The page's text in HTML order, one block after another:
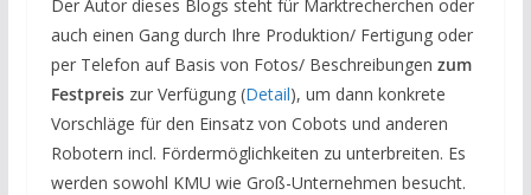
Der Autor dieses Blogs steht für Marktrecherchen oder
auch einen Gang durch Ihre Produktion/ Fertigung oder
per Telefon auf Basis von Fotos/ Beschreibungen zum
Festpreiszur Verfügung (Detail), um dann konkrete
Vorschläge für den Einsatz von Cobots und anderen
Robotern incl. Fördermöglichkeiten zu unterbreiten. Es
werden sowohl KMU wie Groß-Unternehmen besucht.